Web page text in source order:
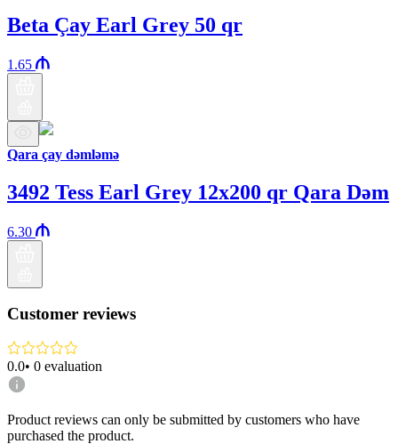
Beta Çay Earl Grey 50 qr
1.65
Qara çay dəmləmə
3492 Tess Earl Grey 12x200 qr Qara Dəm
6.30
Customer reviews
0.0• 0 evaluation
Product reviews can only be submitted by customers who have
purchased the product.